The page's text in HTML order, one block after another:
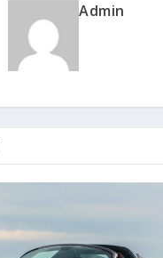
Admin